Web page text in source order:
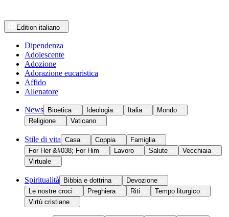
Edition italiano
Dipendenza
Adolescente
Adozione
Adorazione eucaristica
Affido
Allenatore
News Bioetica Ideologia Italia
Mondo
Religione
Vaticano
Stile di vita Casa Coppia
Famiglia
For Her &#038; For Him
Lavoro Salute
Vecchiaia
Virtuale
Spiritualità Bibbia e dottrina
Devozione
Le nostre croci
Preghiera Riti
Tempo liturgico
Virtù cristiane